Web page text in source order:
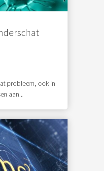
probleem, ook in
aan...